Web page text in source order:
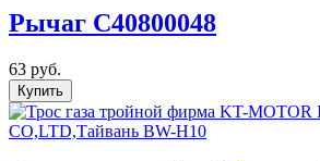
Рычаг C40800048
63 руб.
Купить